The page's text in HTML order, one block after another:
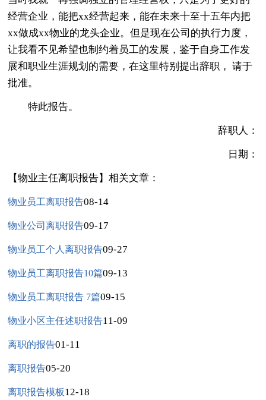
经营企业，能把xx经营起来，能在未来十至十五年内把
xx做成xx物业的龙头企业。但是现在公司的执行力度，
让我看不见希望也制约着员工的发展，鉴于自身工作发
展和职业生涯规划的需要，在这里特别提出辞职， 请于
批准。
特此报告。
辞职人：
日期：
【物业主任离职报告】相关文章：
物业员工离职报告08-14
物业公司离职报告09-17
物业员工个人离职报告09-27
物业员工离职报告10篇09-13
物业员工离职报告 7篇09-15
物业小区主任述职报告11-09
离职的报告01-11
离职报告05-20
离职报告模板12-18